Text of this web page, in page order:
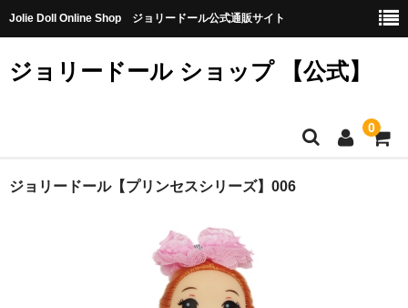
Jolie Doll Online Shop ジョリードール公式通販サイト
ジョリードール ショップ 【公式】
0
HOME
【購入特典】不良品10個（無料）
ジョリードール【プリンセスシリーズ】006